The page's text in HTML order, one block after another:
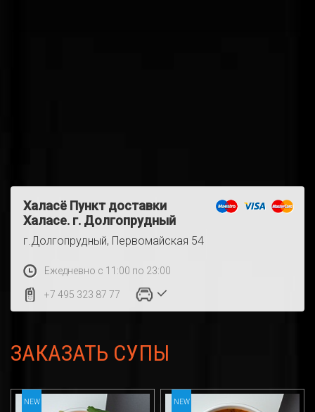
Халасё Пункт доставки
Халасе. г. Долгопрудный
г.Долгопрудный, Первомайская 54
Ежедневно с 11:00 по 23:00
+7 495 323 87 77
ЗАКАЗАТЬ СУПЫ
NEW NEW